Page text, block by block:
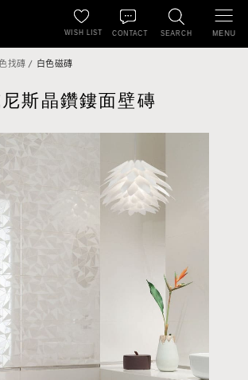
SEARCH
WISH LIST CONTACT MENU
找磚 白色磁磚
斯晶鑽鏤面壁磚